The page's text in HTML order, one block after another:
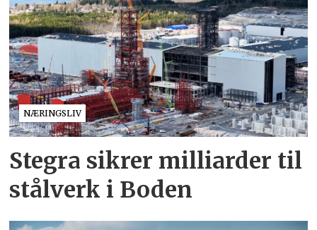
NÆRINGSLIV
Stegra sikrer milliarder til
stålverk i Boden